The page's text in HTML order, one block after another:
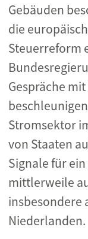
Gebäuden
die
Steuerreform
Gespräche
Stromsektor
von Staaten
Signale für
mittlerweile
insbesondere
Niederlanden.